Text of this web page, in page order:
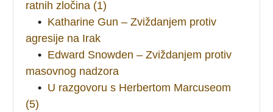
ratnih zločina (1)
• Katharine Gun – Zviždanjem protiv
agresije na Irak
• Edward Snowden – Zviždanjem protiv
masovnog nadzora
• U razgovoru s Herbertom Marcuseom
(5)